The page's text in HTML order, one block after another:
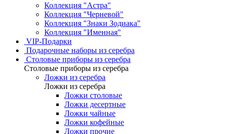
Коллекция "Астра"
Коллекция "Черневой"
Коллекция "Знаки Зодиака"
Коллекция "Именная"
VIP-Подарки
Подарочные наборы из серебра
Столовые приборы из серебра
Столовые приборы из серебра
Ложки из серебра
Ложки из серебра
Ложки столовые
Ложки десертные
Ложки чайные
Ложки кофейные
Ложки прочие